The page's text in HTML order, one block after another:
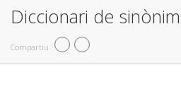
Diccionari de
Compartiu